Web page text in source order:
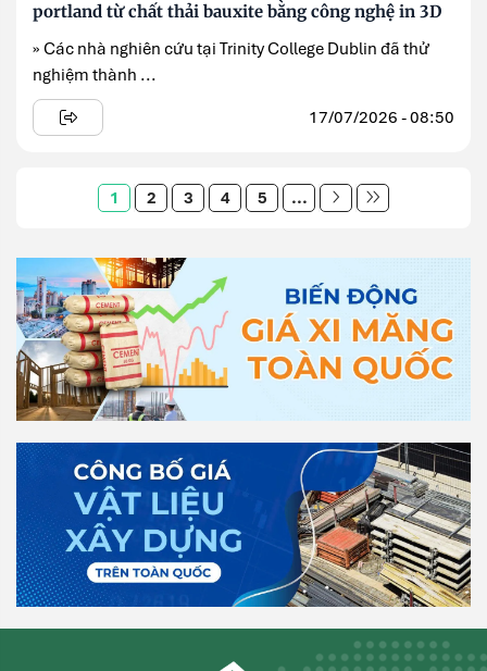
portland từ chất thải bauxite bằng công nghệ in 3D
» Các nhà nghiên cứu tại Trinity College Dublin đã thử
nghiệm thành ...
17/07/2026 - 08:50
1 2 3 4 5 ...